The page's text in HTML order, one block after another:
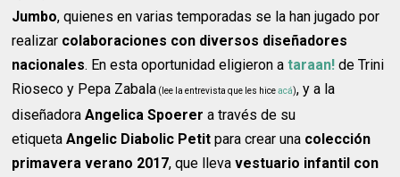
Jumbo, quienes en varias temporadas se la han jugado por
realizar colaboraciones con diversos diseñadores
nacionales. En esta oportunidad eligieron ataraan! de Trini
Rioseco y Pepa Zabala (lee la entrevista que les hiceacá), y a la
diseñadoraAngelica Spoerer a través de su
etiquetaAngelic Diabolic Petit para crear una colección
primavera verano 2017, que llevavestuario infantil con